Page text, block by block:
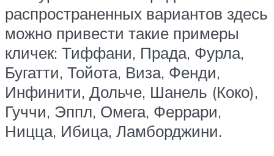
распространенных вариантов здесь
можно привести такие примеры
кличек: Тиффани, Прада, Фурла,
Бугатти, Тойота, Виза, Фенди,
Инфинити, Дольче, Шанель (Коко),
Гуччи, Эппл, Омега, Феррари,
Ницца, Ибица, Ламборджини.